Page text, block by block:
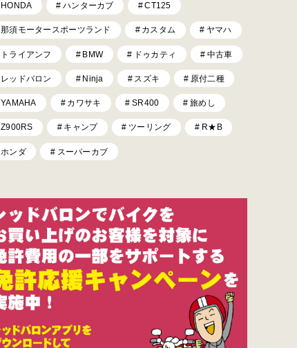
HONDA ハンターカブ CT125
那須モータースポーツランド カスタム ヤマハ
トライアンフ BMW ドゥカティ 中古車
レッドバロン Ninja スズキ 原付二種
YAMAHA カワサキ SR400 旅めし
Z900RS キャンプ ツーリング R★B
ホンダ スーパーカブ